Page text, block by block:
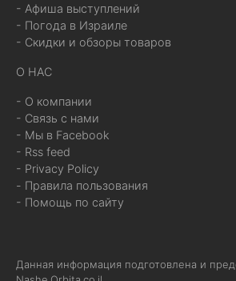
- Афиша выступлений
- Погода в Израиле
- Скидки и обзоры товаров
О НАС
- О компании
- Связь с нами
- Мы в Facebook
- Rss feed
- Privacy Policy
- Правила пользования
- Помощь по сайту
Данная информация подготовлена и